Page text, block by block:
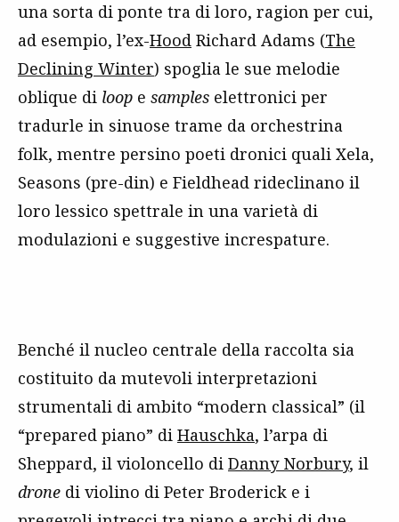
una sorta di ponte tra di loro, ragion per cui,
ad esempio, l’ex-Hood Richard Adams (The
Declining Winter) spoglia le sue melodie
oblique di loop e samples elettronici per
tradurle in sinuose trame da orchestrina
folk, mentre persino poeti dronici quali Xela,
Seasons (pre-din) e Fieldhead rideclinano il
loro lessico spettrale in una varietà di
modulazioni e suggestive increspature.
Benché il nucleo centrale della raccolta sia
costituito da mutevoli interpretazioni
strumentali di ambito “modern classical” (il
“prepared piano” di Hauschka, l’arpa di
Sheppard, il violoncello di Danny Norbury, il
drone di violino di Peter Broderick e i